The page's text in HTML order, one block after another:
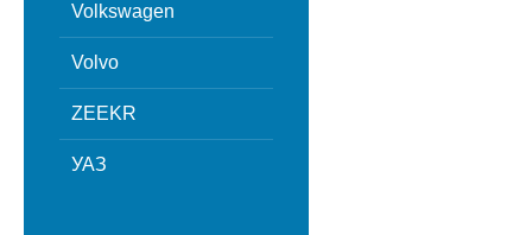
Volkswagen
Volvo
ZEEKR
УАЗ